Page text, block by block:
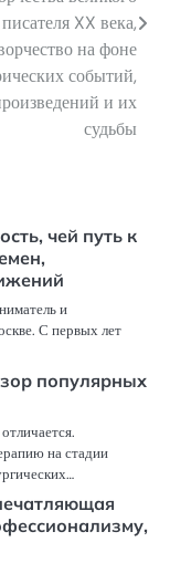
писателя XX века,
на фоне
событий,
и их
судьбы
чей путь к
и
С первых лет
популярных
на стадии